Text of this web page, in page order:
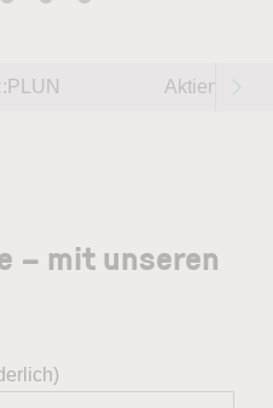
Aktien im
– mit unseren